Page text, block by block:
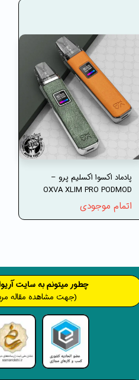
پادماد اکسوا اکسلیم پرو –
OXVA XLIM PRO PODMOD
اتمام موجودی
​​​چطور میتونم به سایت
(جهت مشاهده مقاله